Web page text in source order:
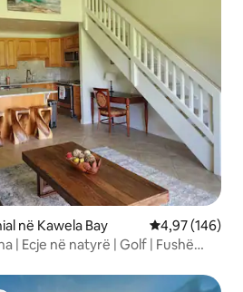
në Kawela Bay Vlerësimi
4,97 (146)
| Ecje në natyrë | Golf | Fushë